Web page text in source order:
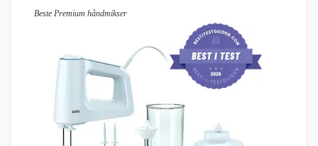
Beste Premium håndmikser